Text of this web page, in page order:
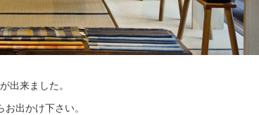
出来ました。
出かけ下さい。